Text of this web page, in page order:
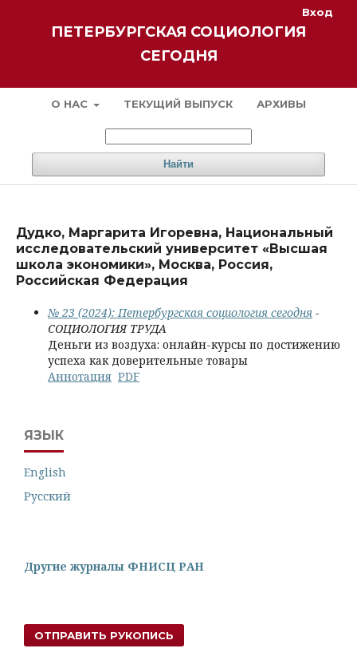
ПЕТЕРБУРГСКАЯ СОЦИОЛОГИЯ
СЕГОДНЯ
О НАС ТЕКУЩИЙ ВЫПУСК АРХИВЫ
Найти
Вход
Дудко, Маргарита Игоревна, Национальный
исследовательский университет «Высшая
школа экономики», Москва, Россия,
Российская Федерация
№ 23 (2024): Петербургская социология сегодня -
СОЦИОЛОГИЯ ТРУДА
Деньги из воздуха: онлайн-курсы по достижению
успеха как доверительные товары
Аннотация PDF
ЯЗЫК
English
Русский
Другие журналы ФНИСЦ РАН
ОТПРАВИТЬ РУКОПИСЬ